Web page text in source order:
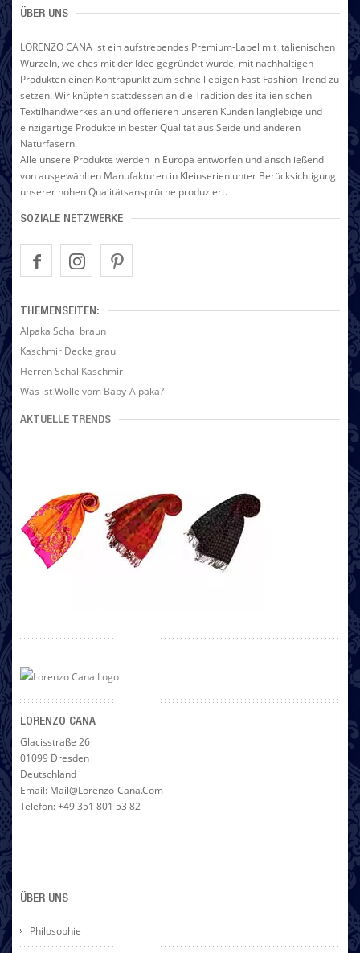
ÜBER UNS
LORENZO CANA ist ein aufstrebendes Premium-Label mit italienischen
Wurzeln, welches mit der Idee gegründet wurde, mit nachhaltigen
Produkten einen Kontrapunkt zum schnelllebigen Fast-Fashion-Trend zu
setzen. Wir knüpfen stattdessen an die Tradition des italienischen
Textilhandwerkes an und offerieren unseren Kunden langlebige und
einzigartige Produkte in bester Qualität aus Seide und anderen
Naturfasern.
Alle unsere Produkte werden in Europa entworfen und anschließend
von ausgewählten Manufakturen in Kleinserien unter Berücksichtigung
unserer hohen Qualitätsansprüche produziert.
SOZIALE NETZWERKE
THEMENSEITEN:
Alpaka Schal braun
Kaschmir Decke grau
Herren Schal Kaschmir
Was ist Wolle vom Baby-Alpaka?
AKTUELLE TRENDS
LORENZO CANA
Glacisstraße 26
01099 Dresden
Deutschland
Email: Mail@lorenzo-Cana.com
Telefon: +49 351 801 53 82
ÜBER UNS
Philosophie